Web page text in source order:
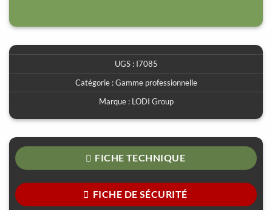
UGS : I7085
Catégorie :Gamme professionnelle
Marque : LODI Group
FICHE TECHNIQUE
FICHE DE SÉCURITÉ